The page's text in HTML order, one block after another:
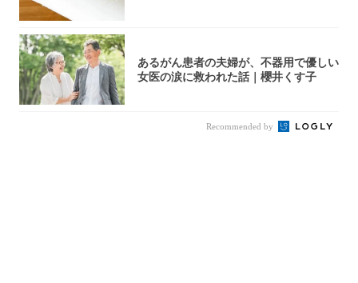
あるがん患者の夫婦が、不器用で優しい
女医の涙に救われた話｜櫻井くす子
Recommended by